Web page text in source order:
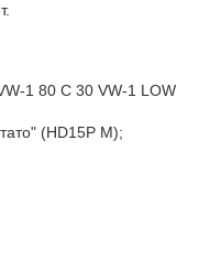
1 80 C 30 VW-1 LOW
(HD15P M);